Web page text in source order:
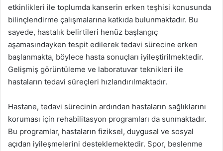
etkinlikleri ile toplumda kanserin erken teşhisi konusunda
bilinçlendirme çalışmalarına katkıda bulunmaktadır. Bu
sayede, hastalık belirtileri henüz başlangıç
aşamasındayken tespit edilerek tedavi sürecine erken
başlanmakta, böylece hasta sonuçları iyileştirilmektedir.
Gelişmiş görüntüleme ve laboratuvar teknikleri ile
hastaların tedavi süreçleri hızlandırılmaktadır.
Hastane, tedavi sürecinin ardından hastaların sağlıklarını
koruması için rehabilitasyon programları da sunmaktadır.
Bu programlar, hastaların fiziksel, duygusal ve sosyal
açıdan iyileşmelerini desteklemektedir. Spor, beslenme